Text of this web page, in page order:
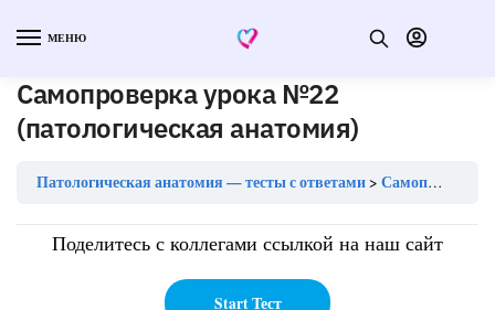
МЕНЮ
Самопроверка урока №22
(патологическая анатомия)
Патологическая анатомия — тесты с ответами Самопроверка урока №22 (патологическая анатомия)
Поделитесь с коллегами ссылкой на наш сайт